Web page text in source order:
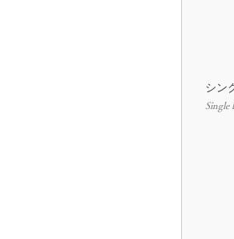
シン
Single